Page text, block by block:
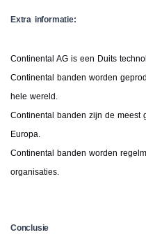
Extra informatie:
Continental AG is een Duits
Continental banden worden
hele wereld.
Continental banden zijn de meest
Europa.
Continental banden worden
organisaties.
Conclusie